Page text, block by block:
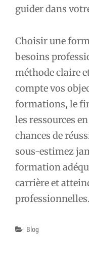
guider dans
Choisir une
besoins
méthode claire
compte vos
formations, le
les ressources
chances de
sous-estimez
formation
carrière et
professionnelles.
Catégories
Blog